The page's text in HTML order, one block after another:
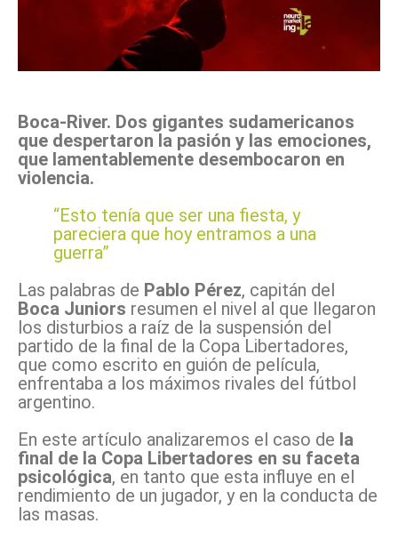
Boca-River. Dos gigantes sudamericanos
que despertaron la pasión y las emociones,
que lamentablemente desembocaron en
violencia.
“Esto tenía que ser una fiesta, y
pareciera que hoy entramos a una
guerra”
Las palabras de Pablo Pérez, capitán del
Boca Juniors resumen el nivel al que llegaron
los disturbios a raíz de la suspensión del
partido de la final de la Copa Libertadores,
que como escrito en guión de película,
enfrentaba a los máximos rivales del fútbol
argentino.
En este artículo analizaremos el caso de la
final de la Copa Libertadores en su faceta
psicológica, en tanto que esta influye en el
rendimiento de un jugador, y en la conducta de
las masas.